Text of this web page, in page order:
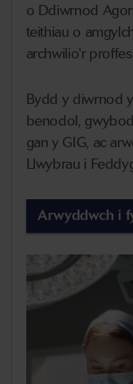
o Ddiwrnod
teithiau o
archwilio'r
Bydd y diwrnod
benodol,
gan y GIG, ac
Llwybrau i
Arwyddwch i